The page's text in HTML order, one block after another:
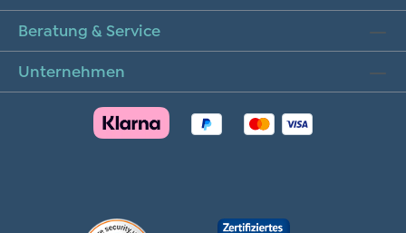
Beratung & Service
Unternehmen